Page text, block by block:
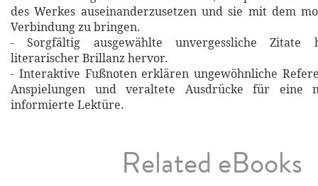
des Werkes auseinanderzusetzen und sie mit dem
Verbindung zu bringen.
- Sorgfältig ausgewählte unvergessliche Zitate
literarischer Brillanz hervor.
- Interaktive Fußnoten erklären ungewöhnliche
Anspielungen und veraltete Ausdrücke für eine
informierte Lektüre.
Related eBooks